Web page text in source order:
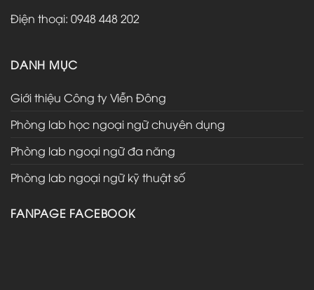
Điện thoại: 0948 448 202
DANH MỤC
Giới thiệu Công ty Viễn Đông
Phòng lab học ngoại ngữ chuyên dụng
Phòng lab ngoại ngữ đa năng
Phòng lab ngoại ngữ kỹ thuật số
FANPAGE FACEBOOK